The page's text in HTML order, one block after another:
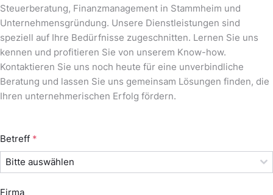
Steuerberatung, Finanzmanagement in Stammheim und
Unternehmensgründung. Unsere Dienstleistungen sind
speziell auf Ihre Bedürfnisse zugeschnitten. Lernen Sie uns
kennen und profitieren Sie von unserem Know-how.
Kontaktieren Sie uns noch heute für eine unverbindliche
Beratung und lassen Sie uns gemeinsam Lösungen finden, die
Ihren unternehmerischen Erfolg fördern.
Betreff *
Bitte auswählen
Firma